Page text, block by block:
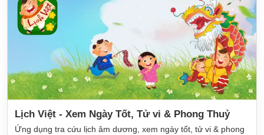
Lịch Việt - Xem Ngày Tốt, Tử vi & Phong Thuỷ
Ứng dụng tra cứu lịch âm dương, xem ngày tốt, tử vi & phong